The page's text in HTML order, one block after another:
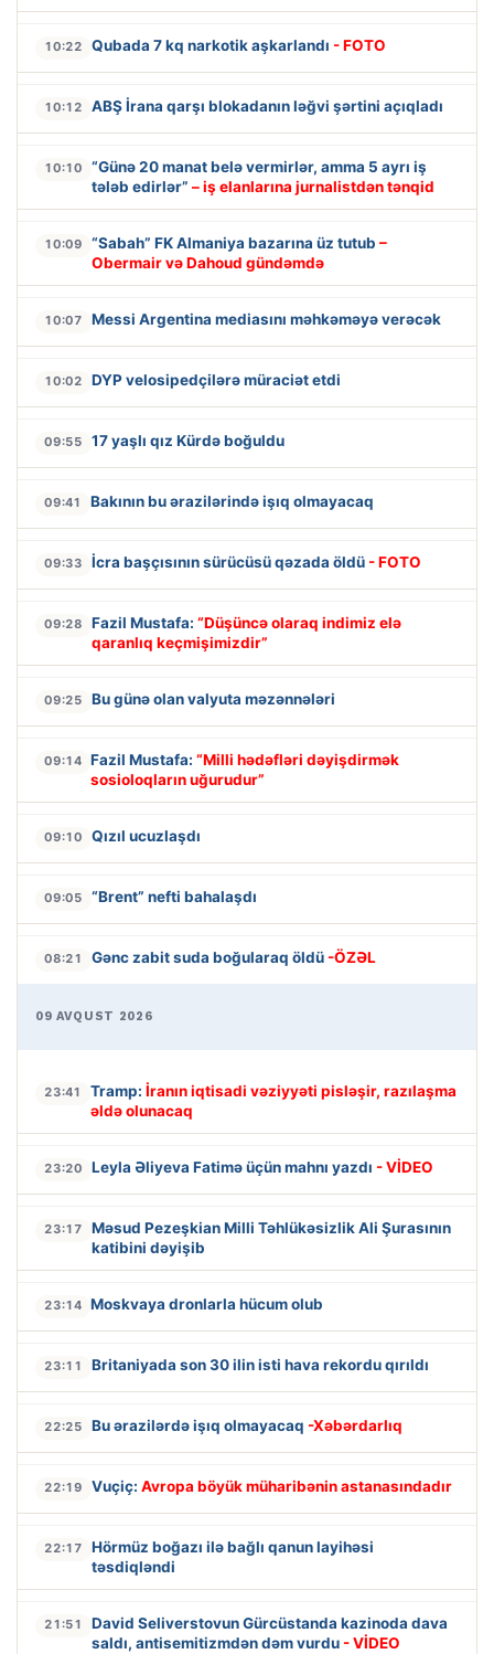
10:22 Qubada 7 kq narkotik aşkarlandı - FOTO
10:12 ABŞ İrana qarşı blokadanın ləğvi şərtini açıqladı
10:10
“Günə 20 manat belə vermirlər, amma 5 ayrı iş
tələb edirlər” – iş elanlarına jurnalistdən tənqid
10:09 “Sabah” FK Almaniya bazarına üz tutub –
Obermair və Dahoud gündəmdə
10:07 Messi Argentina mediasını məhkəməyə verəcək
10:02 DYP velosipedçilərə müraciət etdi
09:55 17 yaşlı qız Kürdə boğuldu
09:41 Bakının bu ərazilərində işıq olmayacaq
09:33 İcra başçısının sürücüsü qəzada öldü - FOTO
09:28 Fazil Mustafa: “Düşüncə olaraq indimiz elə
qaranlıq keçmişimizdir”
09:25 Bu günə olan valyuta məzənnələri
09:14 Fazil Mustafa: “Milli hədəfləri dəyişdirmək
sosioloqların uğurudur”
09:10 Qızıl ucuzlaşdı
09:05 “Brent” nefti bahalaşdı
08:21 Gənc zabit suda boğularaq öldü -ÖZƏL
09 AVQUST 2026
23:41 Tramp: İranın iqtisadi vəziyyəti pisləşir, razılaşma
əldə olunacaq
23:20 Leyla Əliyeva Fatimə üçün mahnı yazdı - VİDEO
23:17
Məsud Pezeşkian Milli Təhlükəsizlik Ali Şurasının
katibini dəyişib
23:14 Moskvaya dronlarla hücum olub
23:11 Britaniyada son 30 ilin isti hava rekordu qırıldı
22:25 Bu ərazilərdə işıq olmayacaq -Xəbərdarlıq
22:19 Vuçiç: Avropa böyük müharibənin astanasındadır
22:17
Hörmüz boğazı ilə bağlı qanun layihəsi
təsdiqləndi
21:51
David Seliverstovun Gürcüstanda kazinoda dava
saldı, antisemitizmdən dəm vurdu - VİDEO